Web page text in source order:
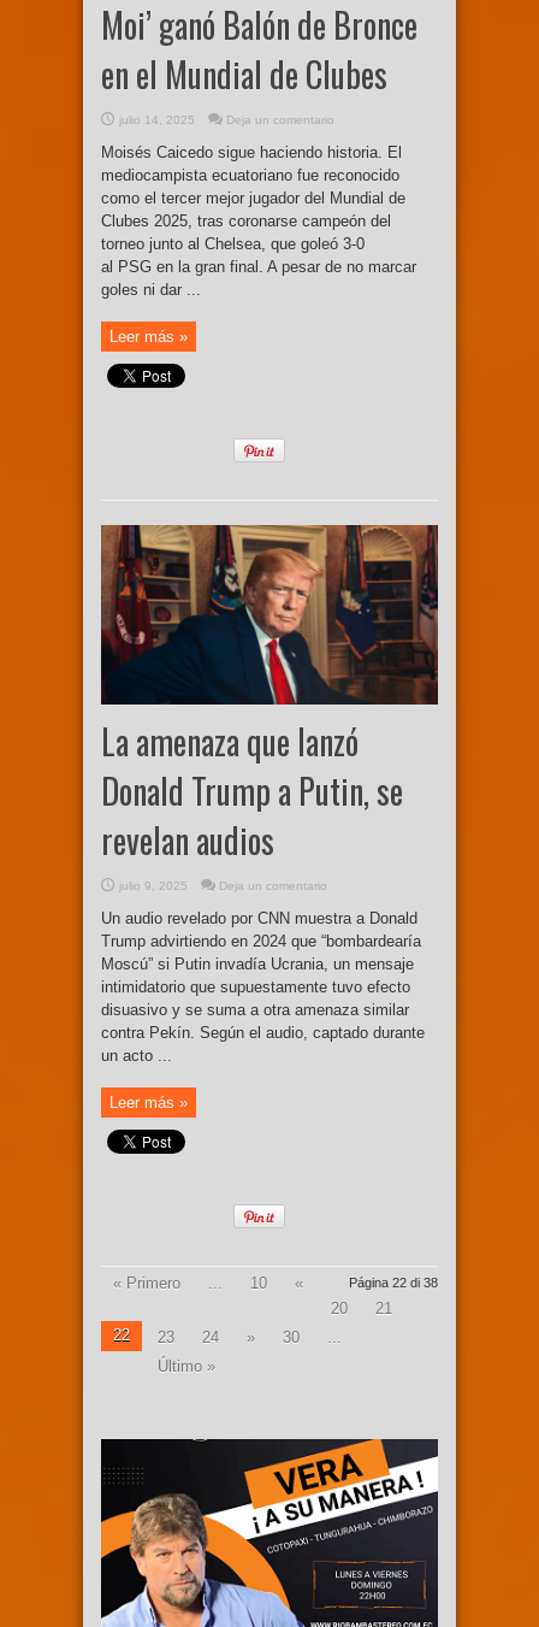
Moi’ ganó Balón de Bronce
en el Mundial de Clubes
julio 14, 2025 Deja un comentario
Moisés Caicedo sigue haciendo historia. El
mediocampista ecuatoriano fue reconocido
como el tercer mejor jugador del Mundial de
Clubes 2025, tras coronarse campeón del
torneo junto al Chelsea, que goleó 3-0
al PSG en la gran final. A pesar de no marcar
goles ni dar ...
Leer más »
La amenaza que lanzó
Donald Trump a Putin, se
revelan audios
julio 9, 2025 Deja un comentario
Un audio revelado por CNN muestra a Donald
Trump advirtiendo en 2024 que “bombardearía
Moscú” si Putin invadía Ucrania, un mensaje
intimidatorio que supuestamente tuvo efecto
disuasivo y se suma a otra amenaza similar
contra Pekín. Según el audio, captado durante
un acto ...
Leer más »
Página 22 di 38
« Primero 10
«
20
21
22
23 24 » 30
Último »